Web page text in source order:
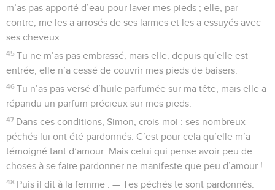
m’as pas apporté d’eau pour laver mes pieds ; elle, par
contre, me les a arrosés de ses larmes et les a essuyés avec
ses cheveux.
45 Tu ne m’as pas embrassé, mais elle, depuis qu’elle est
entrée, elle n’a cessé de couvrir mes pieds de baisers.
46 Tu n’as pas versé d’huile parfumée sur ma tête, mais elle a
répandu un parfum précieux sur mes pieds.
47 Dans ces conditions, Simon, crois-moi : ses nombreux
péchés lui ont été pardonnés. C’est pour cela qu’elle m’a
témoigné tant d’amour. Mais celui qui pense avoir peu de
choses à se faire pardonner ne manifeste que peu d’amour !
48 Puis il dit à la femme : — Tes péchés te sont pardonnés.